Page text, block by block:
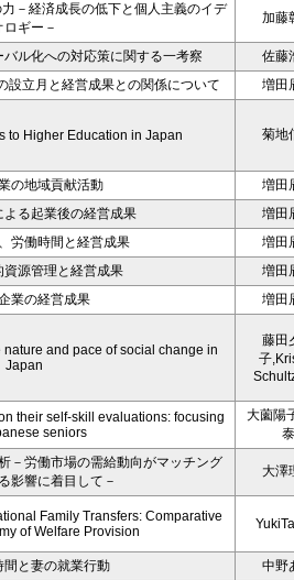
－経済成長の低下と個人主義のイデ
ロギー－
加藤
ル化への対応策に関する一考察
佐藤
設立月と経営成果との関係について
増田
to Higher Education in Japan 菊地
の地域貢献活動
増田
よる起業後の経営成果
増田
労働時間と経営成果
増田
資源管理と経営成果
増田
業の経営成果
増田
and pace of social change in
Japan
藤田
子
their self-skill evaluations: focusing
seniors
大薗陽
泰
－労働市場の需給動向がマッチング
影響に着目して－
大澤
Family Transfers: Comparative
of Welfare Provision
間と妻の就業行動
中野